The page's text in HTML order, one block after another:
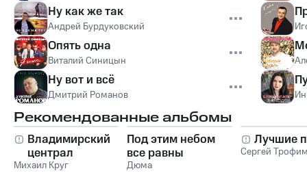
Ну как же так
Андрей Бурдуковский
Опять одна
Виталий Синицын
Ну вот и всё
Дмитрий Романов
Рекомендованные альбомы
Владимирский
централ
Михаил Круг
Под этим небом
все равны
Дюма
Лучшие
Сергей